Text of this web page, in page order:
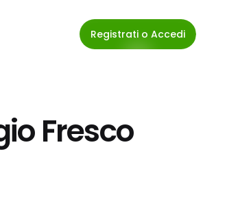
Registrati o Accedi
Fresco